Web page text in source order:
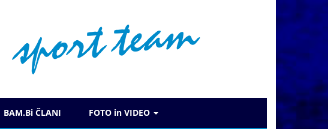
BAM.Bi ČLANI FOTO in VIDEO